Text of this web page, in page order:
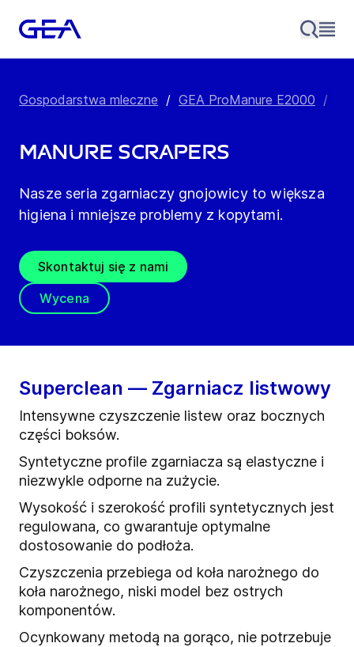
Gospodarstwa mleczne / GEA ProManure E2000 /
Manure Scrapers
Nasze seria zgarniaczy gnojowicy to większa
higiena i mniejsze problemy z kopytami.
Skontaktuj się z nami
Wycena
Superclean — Zgarniacz listwowy
Intensywne czyszczenie listew oraz bocznych
części boksów.
Syntetyczne profile zgarniacza są elastyczne i
niezwykle odporne na zużycie.
Wysokość i szerokość profili syntetycznych jest
regulowana, co gwarantuje optymalne
dostosowanie do podłoża.
Czyszczenia przebiega od koła narożnego do
koła narożnego, niski model bez ostrych
komponentów.
Ocynkowany metodą na gorąco, nie potrzebuje